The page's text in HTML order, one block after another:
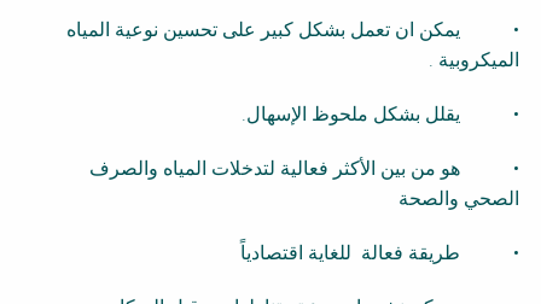
• يمكن ان تعمل بشكل كبير على تحسين نوعية المياه
الميكروبية .
• يقلل بشكل ملحوظ الإسهال.
• هو من بين الأكثر فعالية لتدخلات المياه والصرف
الصحي والصحة
• طريقة فعالة للغاية اقتصادياً